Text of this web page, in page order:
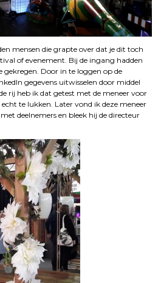
mensen die grapte over dat je dit toch
of evenement. Bij de ingang hadden
Door in te loggen op de
gegevens uitwisselen door middel
rij heb ik dat getest met de meneer voor
te lukken. Later vond ik deze meneer
deelnemers en bleek hij de directeur